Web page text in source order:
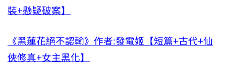
裝+懸疑破案】
《黑蓮花絕不認輸》作者:發電姬【短篇+古代+仙
俠修真+女主黑化】